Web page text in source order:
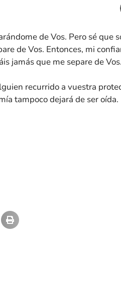
de Vos. Pero sé que
de Vos. Entonces, mi
jamás que me separe de Vos.
recurrido a vuestra
tampoco dejará de ser oída.